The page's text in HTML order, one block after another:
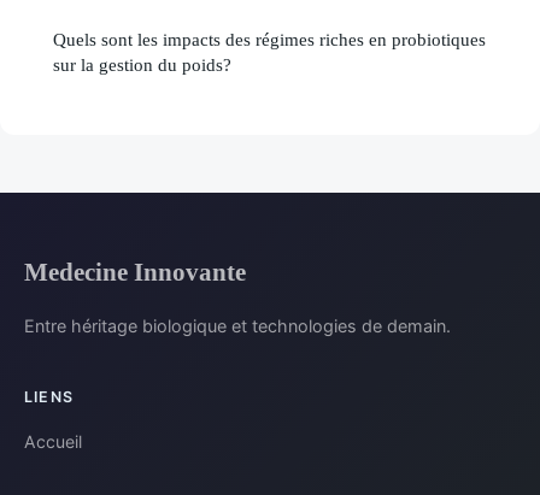
Quels sont les impacts des régimes riches en probiotiques
sur la gestion du poids?
Medecine Innovante
Entre héritage biologique et technologies de demain.
LIENS
Accueil